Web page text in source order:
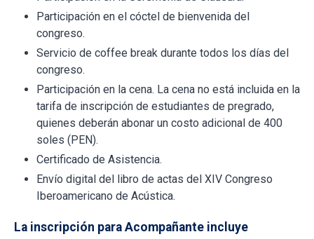
Participación en el cóctel de bienvenida del
congreso.
Servicio de coffee break durante todos los días del
congreso.
Participación en la cena. La cena no está incluida en la
tarifa de inscripción de estudiantes de pregrado,
quienes deberán abonar un costo adicional de 400
soles (PEN).
Certificado de Asistencia.
Envío digital del libro de actas del XIV Congreso
Iberoamericano de Acústica.
La inscripción para Acompañante incluye